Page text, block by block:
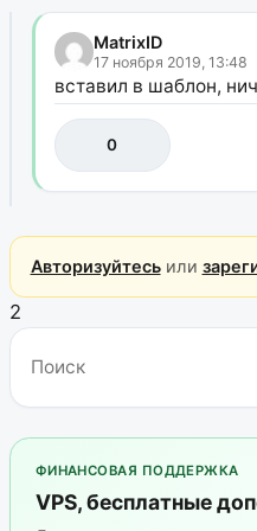
MatrixID
17 ноября 2019, 13:48
вставил в шаблон,
0
Авторизуйтесьили
2
ФИНАНСОВАЯ ПОДДЕРЖКА
VPS, бесплатные